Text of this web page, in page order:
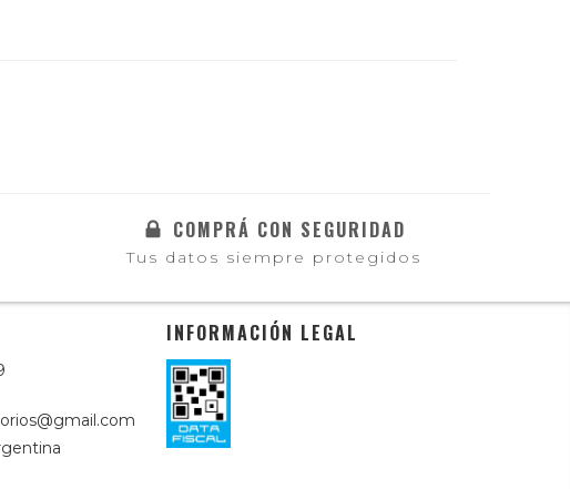
COMPRÁ CON SEGURIDAD
Tus datos siempre protegidos
INFORMACIÓN LEGAL